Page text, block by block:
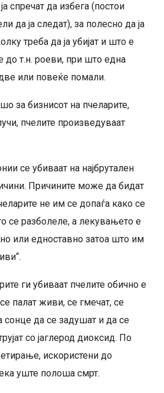
спречат да избега (постои
да ја следат), за полесно да ја
треба да ја убијат и што е
до т.н. роеви, при што една
или повеќе помали.
за бизнисот на пчеларите,
пчелите произведуваат
се убиваат на најбрутален
Причините може да бидат
не им се допаѓа како се
се разболеле, а лекувањето е
или едноставно затоа што им
ги убиваат пчелите обично е
палат живи, се гмечат, се
сонце да се задушат и да се
со јаглерод диоксид. По
искористени до
уште полоша смрт.